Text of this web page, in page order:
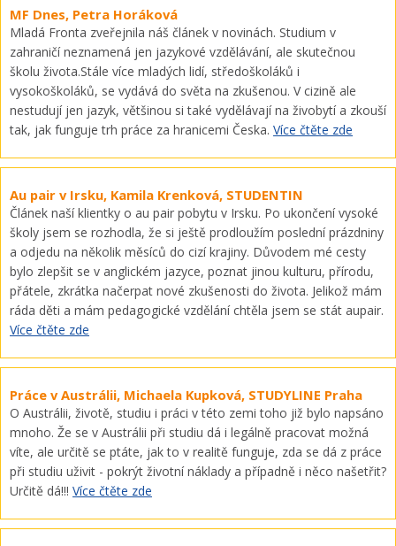
MF Dnes, Petra Horáková
Mladá Fronta zveřejnila náš článek v novinách. Studium v
zahraničí neznamená jen jazykové vzdělávání, ale skutečnou
školu života.Stále více mladých lidí, středoškoláků i
vysokoškoláků, se vydává do světa na zkušenou. V cizině ale
nestudují jen jazyk, většinou si také vydělávají na živobytí a zkouší
tak, jak funguje trh práce za hranicemi Česka. Více čtěte zde
Au pair v Irsku, Kamila Krenková, STUDENTIN
Článek naší klientky o au pair pobytu v Irsku. Po ukončení vysoké
školy jsem se rozhodla, že si ještě prodloužím poslední prázdniny
a odjedu na několik měsíců do cizí krajiny. Důvodem mé cesty
bylo zlepšit se v anglickém jazyce, poznat jinou kulturu, přírodu,
přátele, zkrátka načerpat nové zkušenosti do života. Jelikož mám
ráda děti a mám pedagogické vzdělání chtěla jsem se stát aupair.
Více čtěte zde
Práce v Austrálii, Michaela Kupková, STUDYLINE Praha
O Austrálii, životě, studiu i práci v této zemi toho již bylo napsáno
mnoho. Že se v Austrálii při studiu dá i legálně pracovat možná
víte, ale určitě se ptáte, jak to v realitě funguje, zda se dá z práce
při studiu uživit - pokrýt životní náklady a případně i něco našetřit?
Určitě dá!!! Více čtěte zde